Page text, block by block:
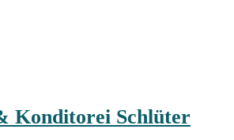
Konditorei Schlüter